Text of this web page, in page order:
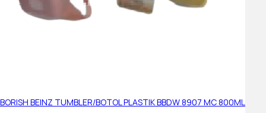
BORISH BEINZ TUMBLER/BOTOL PLASTIK BBDW 8907 MC 800ML